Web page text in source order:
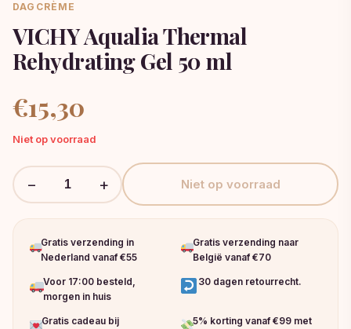
DAGCRÈME
VICHY Aqualia Thermal
Rehydrating Gel 50 ml
€15,30
Niet op voorraad
− + Niet op voorraad
Gratis verzending in
Nederland vanaf €55
Gratis verzending naar
België vanaf €70
Voor 17:00 besteld,
morgen in huis
30 dagen retourrecht.
Gratis cadeau bij
5% korting vanaf €99 met